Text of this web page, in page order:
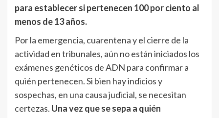
para establecer si pertenecen 100 por ciento al
menos de 13 años.
Por la emergencia, cuarentena y el cierre de la
actividad en tribunales, aún no están iniciados los
exámenes genéticos de ADN para confirmar a
quién pertenecen. Si bien hay indicios y
sospechas, en una causa judicial, se necesitan
certezas. Una vez que se sepa a quién